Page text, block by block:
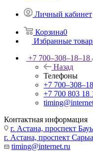
Личный кабинет
Корзина0
Избранные
+7 700‒308‒18‒18
Назад
Телефоны
+7
+7 700 803 18
Контактная информация
г. Астана, проспект
г. Астана, проспект
timing@internet.ru